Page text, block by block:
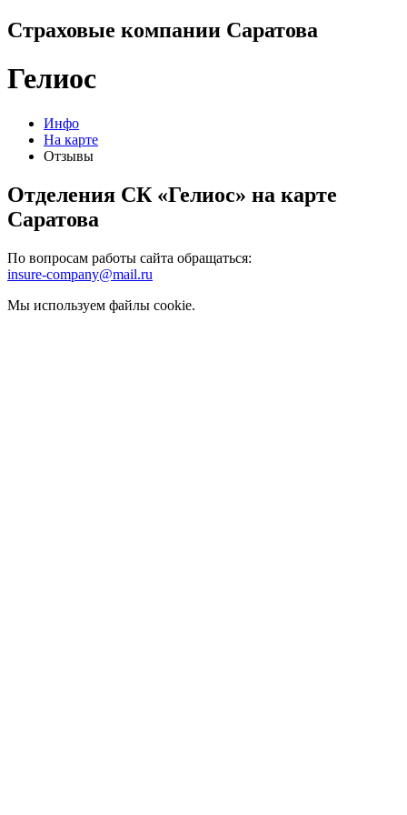
Страховые компании Саратова
Гелиос
Инфо
На карте
Отзывы
Отделения СК «Гелиос» на карте
Саратова
По вопросам работы сайта обращаться:
insure-company@mail.ru
Мы используем файлы cookie.